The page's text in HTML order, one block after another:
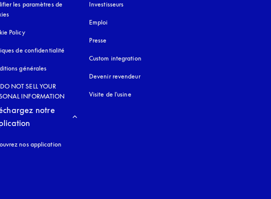
les paramètres de
Policys’ouvre dans un nouvel onglet
de confidentialité
générales
NOT SELL YOUR
INFORMATION
Investisseurs
Emploi
Presse
Custom integration
Devenir revendeur
Visite de l'usine
notre
nos application